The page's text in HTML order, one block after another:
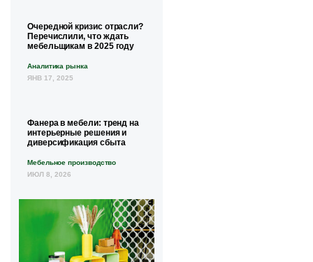
Очередной кризис отрасли?
Перечислили, что ждать
мебельщикам в 2025 году
Аналитика рынка
ЯНВ 17, 2025
Фанера в мебели: тренд на
интерьерные решения и
диверсификация сбыта
Мебельное производство
ИЮЛ 8, 2026